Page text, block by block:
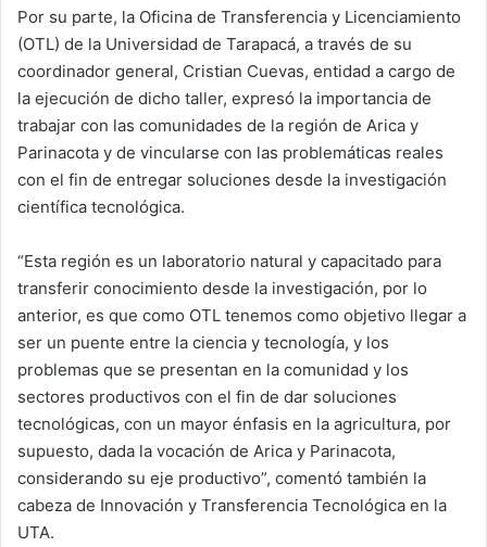
Por su parte, la Oficina de Transferencia y Licenciamiento
(OTL) de la Universidad de Tarapacá, a través de su
coordinador general, Cristian Cuevas, entidad a cargo de
la ejecución de dicho taller, expresó la importancia de
trabajar con las comunidades de la región de Arica y
Parinacota y de vincularse con las problemáticas reales
con el fin de entregar soluciones desde la investigación
científica tecnológica.
“Esta región es un laboratorio natural y capacitado para
transferir conocimiento desde la investigación, por lo
anterior, es que como OTL tenemos como objetivo llegar a
ser un puente entre la ciencia y tecnología, y los
problemas que se presentan en la comunidad y los
sectores productivos con el fin de dar soluciones
tecnológicas, con un mayor énfasis en la agricultura, por
supuesto, dada la vocación de Arica y Parinacota,
considerando su eje productivo”, comentó también la
cabeza de Innovación y Transferencia Tecnológica en la
UTA.